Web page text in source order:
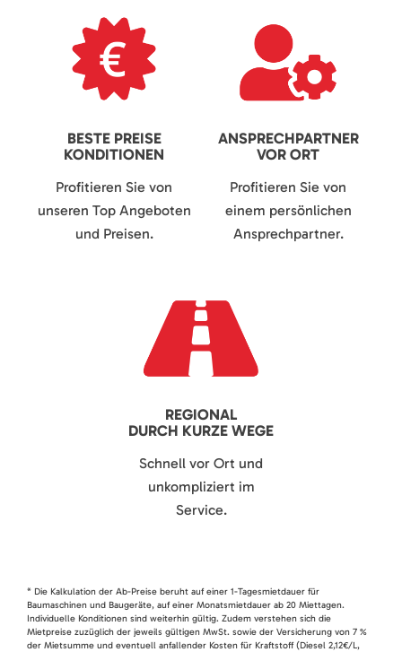
BESTE PREISE
KONDITIONEN
Profitieren Sie von
unseren Top Angeboten
und Preisen.
ANSPRECHPARTNER
VOR ORT
Profitieren Sie von
einem persönlichen
Ansprechpartner.
REGIONAL
DURCH KURZE WEGE
Schnell vor Ort und
unkompliziert im
Service.
* Die Kalkulation der Ab-Preise beruht auf einer 1-Tagesmietdauer für
Baumaschinen und Baugeräte, auf einer Monatsmietdauer ab 20 Miettagen.
Individuelle Konditionen sind weiterhin gültig. Zudem verstehen sich die
Mietpreise zuzüglich der jeweils gültigen MwSt. sowie der Versicherung von 7 %
der Mietsumme und eventuell anfallender Kosten für Kraftstoff (Diesel 2,12€/L,